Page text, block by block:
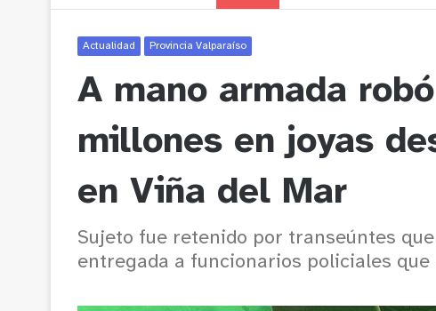
Actualidad Provincia Valparaíso
A mano armada
millones en joyas
en Viña del Mar
Sujeto fue retenido por transeúntes
entregada a funcionarios policiales